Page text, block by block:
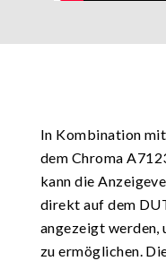
In Kombination
dem Chroma
kann die
direkt auf dem
angezeigt werden,
zu ermöglichen.